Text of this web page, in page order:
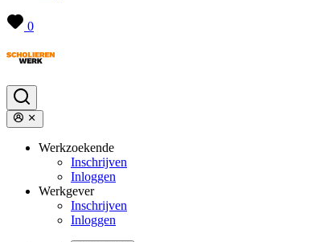
0
Werkzoekende
Inschrijven
Inloggen
Werkgever
Inschrijven
Inloggen